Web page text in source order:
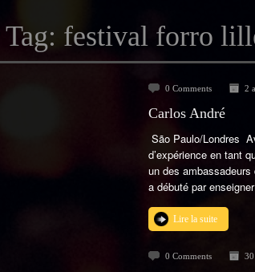
Tag: festival forro
0 Comments 2
Carlos André
São Paulo/Londres
d’expérience en tant
un des
a débuté par
Lire la suite
0 Comments